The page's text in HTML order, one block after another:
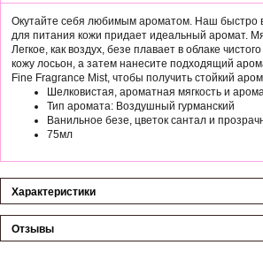
Окутайте себя любимым ароматом. Наш быстро
для питания кожи придает идеальный аромат.
Легкое, как воздух, безе плавает в облаке
кожу лосьон, а затем нанесите подходящий
Fine Fragrance Mist, чтобы получить стойкий
Шелковистая, ароматная мягкость и
Тип аромата: Воздушный гурманский
Ванильное безе, цветок сантал и
75мл
Характеристики
Отзывы